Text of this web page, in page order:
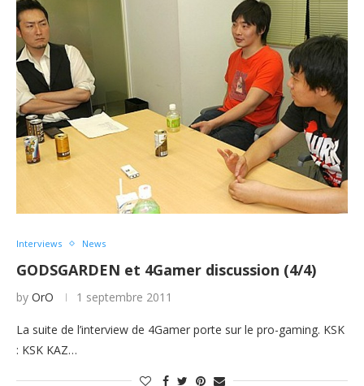
Interviews News
GODSGARDEN et 4Gamer discussion (4/4)
by OrO 1 septembre 2011
La suite de l’interview de 4Gamer porte sur le pro-gaming. KSK
: KSK KAZ…